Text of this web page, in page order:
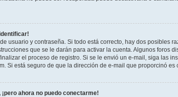
usuario y contraseña. Si todo está correcto, hay dos posibles
que se le darán para activar la cuenta. Algunos foros
el proceso de registro. Si se le envió un e-mail, siga las
Si está seguro de que la dirección de e-mail que proporcinó
ahora no puedo conectarme!